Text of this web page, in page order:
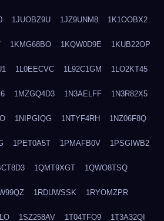
1JUOBZ9U 1JZ9UNM8 1K1OOBX2
1KMG68BO 1KQW0D9E 1KUB22OP
1L0EECVC 1L92C1GM 1LO2KT45
1MZGQ4D3 1N3AELFF 1N3R82X5
1NIPGIQG 1NTYF4RH 1NZ06F8Q
1PET0A5T 1PMAFB0V 1PSGIWB2
1QMT9XGT 1QWO8TSQ
1RDUWSSK 1RYOMZPR
1SZ258AV 1T04TFO9 1T3A32QI